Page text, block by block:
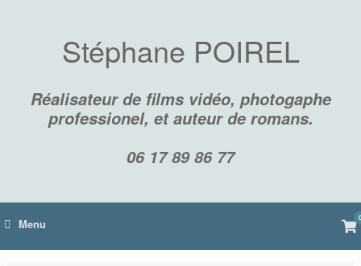
Stéphane POIREL
Réalisateur de films vidéo, photogaphe
professionel, et auteur de romans.
06 17 89 86 77
Menu 0